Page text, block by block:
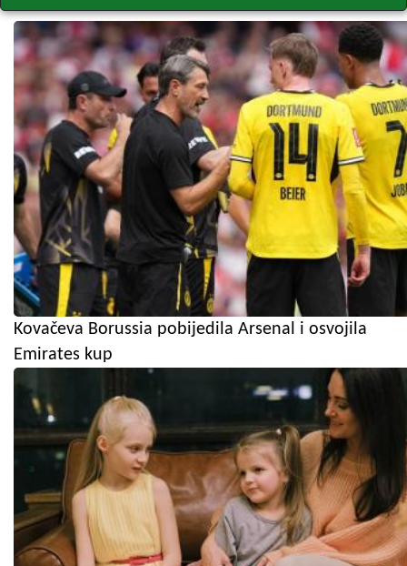
Kovačeva Borussia pobijedila Arsenal i osvojila
Emirates kup